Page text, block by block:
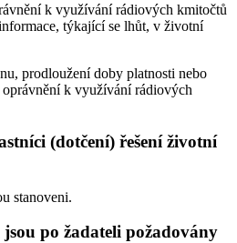
k využívání rádiových kmitočtů
týkající se lhůt, v životní
prodloužení doby platnosti nebo
k využívání rádiových
(dotčení) řešení životní
stanoveni.
po žadateli požadovány